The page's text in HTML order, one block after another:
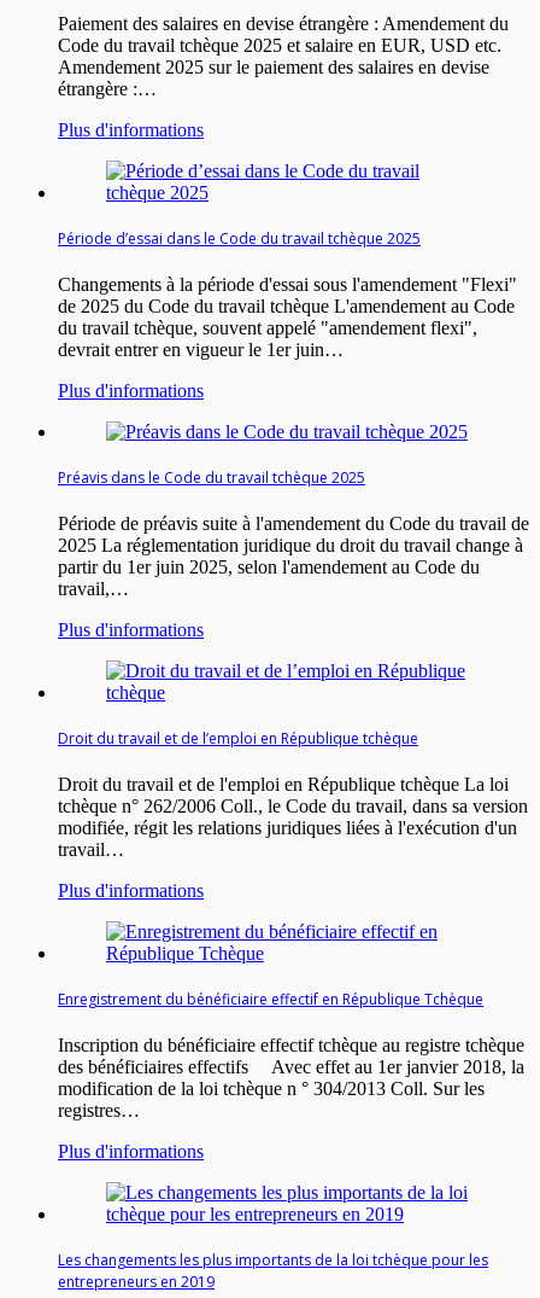
Paiement des salaires en devise étrangère : Amendement du
Code du travail tchèque 2025 et salaire en EUR, USD etc.
Amendement 2025 sur le paiement des salaires en devise
étrangère :…
Plus d'informations
Période d’essai dans le Code du travail tchèque 2025
Changements à la période d'essai sous l'amendement "Flexi"
de 2025 du Code du travail tchèque L'amendement au Code
du travail tchèque, souvent appelé "amendement flexi",
devrait entrer en vigueur le 1er juin…
Plus d'informations
Préavis dans le Code du travail tchèque 2025
Période de préavis suite à l'amendement du Code du travail de
2025 La réglementation juridique du droit du travail change à
partir du 1er juin 2025, selon l'amendement au Code du
travail,…
Plus d'informations
Droit du travail et de l’emploi en République tchèque
Droit du travail et de l'emploi en République tchèque La loi
tchèque n° 262/2006 Coll., le Code du travail, dans sa version
modifiée, régit les relations juridiques liées à l'exécution d'un
travail…
Plus d'informations
Enregistrement du bénéficiaire effectif en République Tchèque
Inscription du bénéficiaire effectif tchèque au registre tchèque
des bénéficiaires effectifs Avec effet au 1er janvier 2018, la
modification de la loi tchèque n ° 304/2013 Coll. Sur les
registres…
Plus d'informations
Les changements les plus importants de la loi tchèque pour les
entrepreneurs en 2019